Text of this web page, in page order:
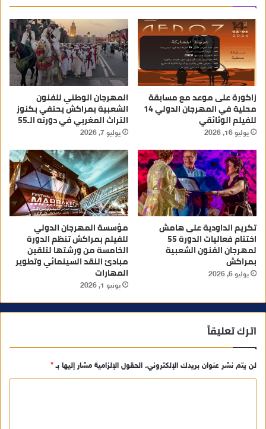
زاكورة على موعد مع مسابقة
محلية في المهرجان الدولي 14
للفيلم الوثائقي
يوليو 16, 2026
المهرجان الوطني للفنون
الشعبية بمراكش يحتفي بكنوز
التراث المغربي في دورته الـ55
يوليو 7, 2026
تكريم الداودية على هامش
اختتام فعاليات الدورة 55
لمهرجان الفنون الشعبية
بمراكش
يوليو 6, 2026
مؤسسة المهرجان الدولي
للفيلم بمراكش تنظم الدورة
الخامسة من ورشتها لتلقين
مبادئ النقد السينمائي وتطوير
المهارات
يونيو 1, 2026
اترك تعليقاً
لن يتم نشر عنوان بريدك الإلكتروني. الحقول الإلزامية مشار إليها بـ*